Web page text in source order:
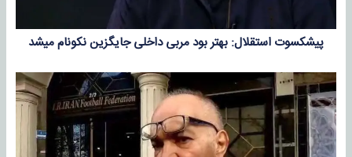
پیشکسوت استقلال: بهتر بود مربی داخلی جایگزین نکونام میشد